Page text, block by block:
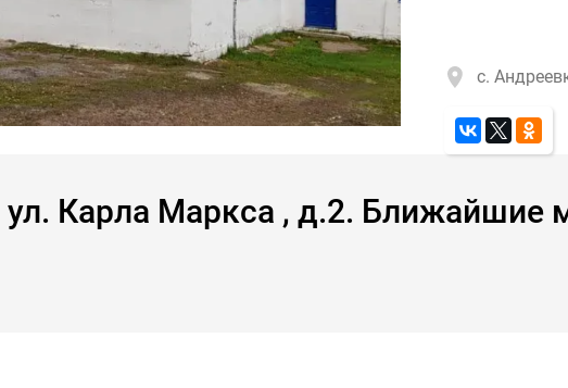
с.
Карла Маркса , д.2. Ближайшие